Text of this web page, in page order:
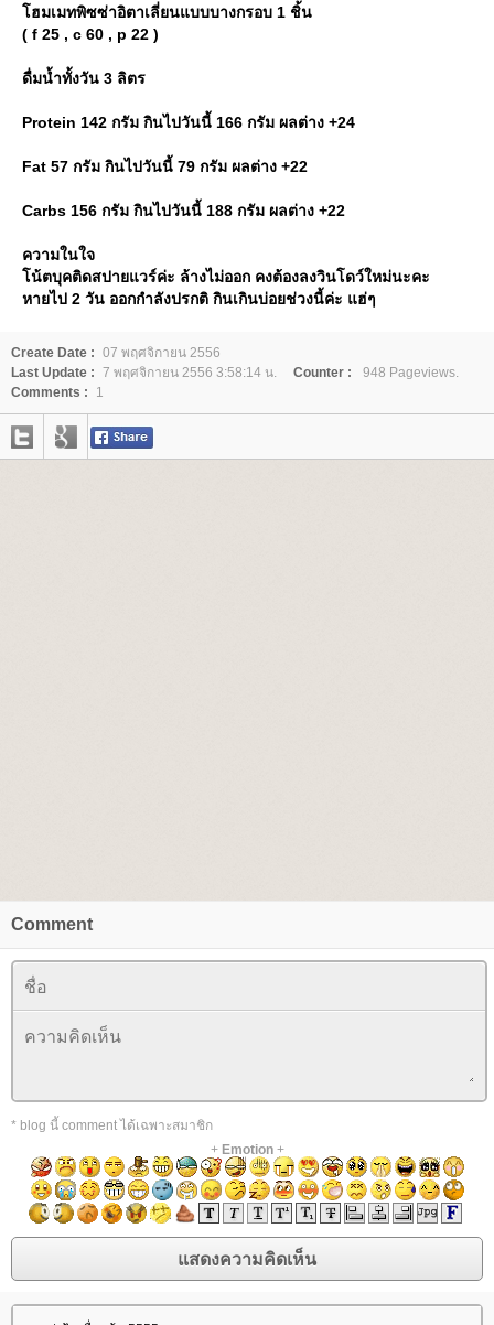
ฮมเมทพิซซ่าอิตาเลี่ยนแบบบางกรอบ 1 ชิ้น
( f 25 , c 60 , p 22 )
ดื่มน้ำทั้งวัน 3 ลิตร
Protein 142 กรัม กินไปวันนี้ 166 กรัม ผลต่าง +24
Fat 57 กรัม กินไปวันนี้ 79 กรัม ผลต่าง +22
Carbs 156 กรัม กินไปวันนี้ 188 กรัม ผลต่าง +22
ความในใจ
น้ตบุคติดสปายแวร์ค่ะ ล้างไม่ออก คงต้องลงวินโดว์ใหม่นะคะ
หายไป 2 วัน ออกกำลังปรกติ กินเกินบ่อยช่วงนี้ค่ะ แฮ่ๆ
Create Date : 07 พฤศจิกายน 2556
Last Update : 7 พฤศจิกายน 2556 3:58:14 น. Counter :
948 Pageviews.
Comments :
1
Comment
* blog นี้ comment ได้เฉพาะสมาชิก
+ Emotion+